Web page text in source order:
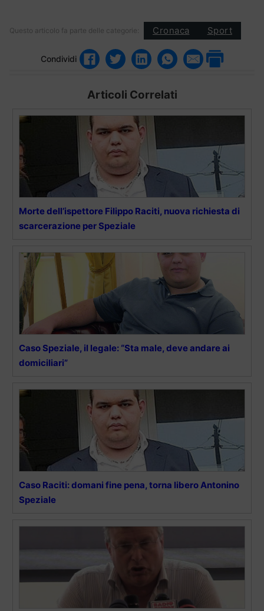
Questo articolo fa parte delle categorie: Cronaca Sport
Condividi
Articoli Correlati
Morte dell’ispettore Filippo Raciti, nuova richiesta di
scarcerazione per Speziale
Caso Speziale, il legale: “Sta male, deve andare ai
domiciliari”
Caso Raciti: domani fine pena, torna libero Antonino
Speziale